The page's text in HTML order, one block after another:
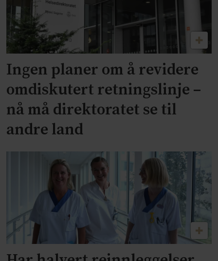
Ingen planer om å revidere
omdiskutert retningslinje –
nå må direktoratet se til
andre land